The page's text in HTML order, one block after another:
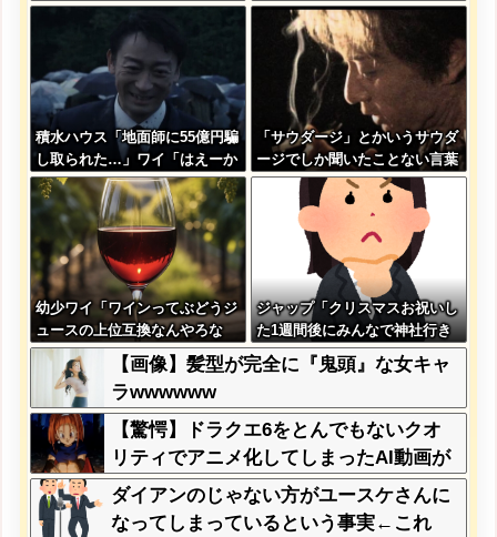
ゃう私って素敵」
積水ハウス「地面師に55億円騙
し取られた…」ワイ「はえーか
わいそう…会社滅茶苦茶やろな
ぁ」→
「サウダージ」とかいうサウダ
ージでしか聞いたことない言葉
ｗｗｗｗｗｗｗｗ
幼少ワイ「ワインってぶどうジ
ュースの上位互換なんやろな
ぁ」
ジャップ「クリスマスお祝いし
た1週間後にみんなで神社行き
ます」←これ
【画像】髪型が完全に『鬼頭』な女キャ
ラwwwwww
【驚愕】ドラクエ6をとんでもないクオ
リティでアニメ化してしまったAI動画が
こちらｗｗｗｗｗ
ダイアンのじゃない方がユースケさんに
なってしまっているという事実←これ